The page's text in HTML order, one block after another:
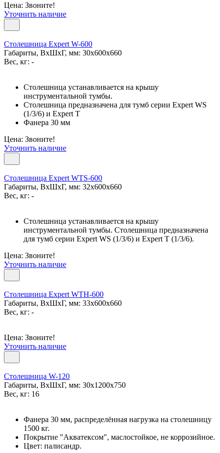
Цена: Звоните!
Уточнить наличие
Столешница Expert W-600
Габариты, ВxШxГ, мм: 30x600x660
Вес, кг: -
Столешница устанавливается на крышу
инструментальной тумбы.
Столешница предназначена для тумб серии Expert WS
(1/3/6) и Expert T
Фанера 30 мм
Цена: Звоните!
Уточнить наличие
Столешница Expert WTS-600
Габариты, ВxШxГ, мм: 32x600x660
Вес, кг: -
Столешница устанавливается на крышу
инструментальной тумбы. Столешница предназначена
для тумб серии Expert WS (1/3/6) и Expert T (1/3/6).
Цена: Звоните!
Уточнить наличие
Столешница Expert WTH-600
Габариты, ВxШxГ, мм: 33x600x660
Вес, кг: -
Цена: Звоните!
Уточнить наличие
Столешница W-120
Габариты, ВxШxГ, мм: 30x1200x750
Вес, кг: 16
Фанера 30 мм, распределённая нагрузка на столешницу
1500 кг.
Покрытие "Акватексом", маслостойкое, не коррозийное.
Цвет: палисандр.